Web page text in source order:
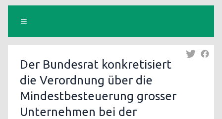
Der Bundesrat konkretisiert
die Verordnung über die
Mindestbesteuerung grosser
Unternehmen bei der